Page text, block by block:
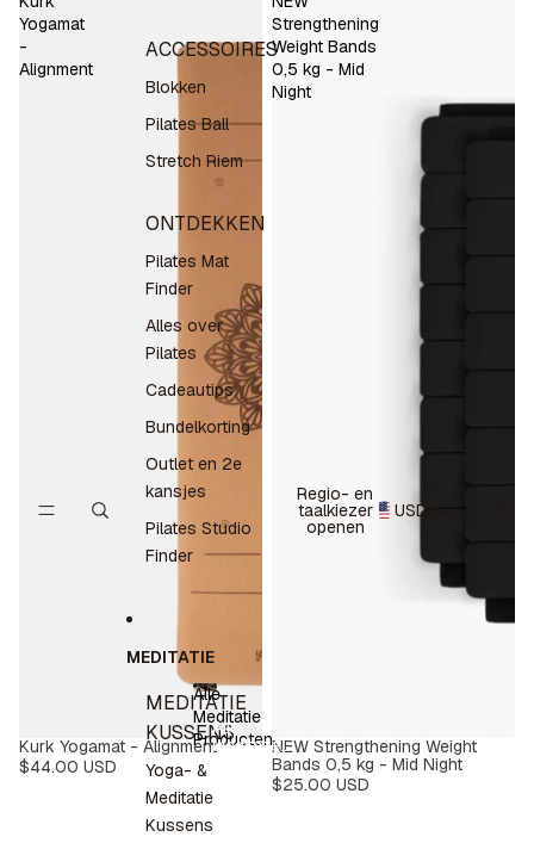
ACCESSOIRES
Blokken
Pilates Ball
Stretch Riem
ONTDEKKEN
Pilates Mat
Finder
Alles over
Pilates
Cadeautips
Bundelkorting
Outlet en 2e
kansjes
Pilates Studio
Finder
MEDITATIE
MEDITATIE
KUSSENS
Yoga- &
Meditatie
Kussens
Alle
Meditatie
Producten
Alle
Meditatie
Producten
Regio- en
taalkiezer
openen
USD
Yogamat
-
Alignment
Kurk Yogamat - Alignment
$44.00 USD
Strengthening
Weight Bands
0,5 kg - Mid
Night
NEW Strengthening Weight
Bands 0,5 kg - Mid Night
$25.00 USD